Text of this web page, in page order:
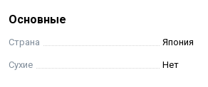
Основные
Страна Япония
Сухие Нет